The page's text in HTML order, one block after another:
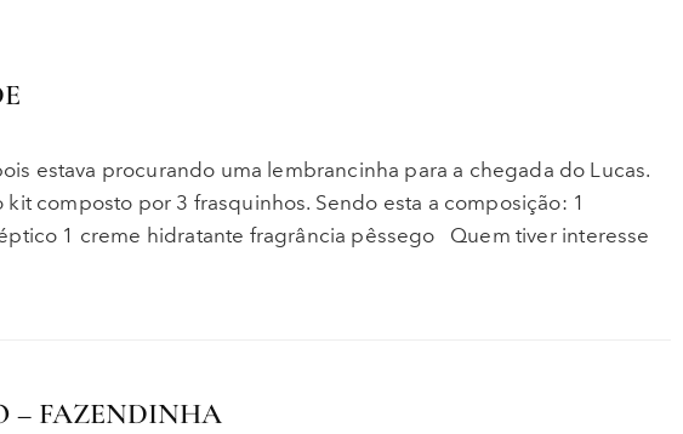
estava procurando uma lembrancinha para a chegada do Lucas.
composto por 3 frasquinhos. Sendo esta a composição: 1
1 creme hidratante fragrância pêssego Quem tiver interesse
– FAZENDINHA